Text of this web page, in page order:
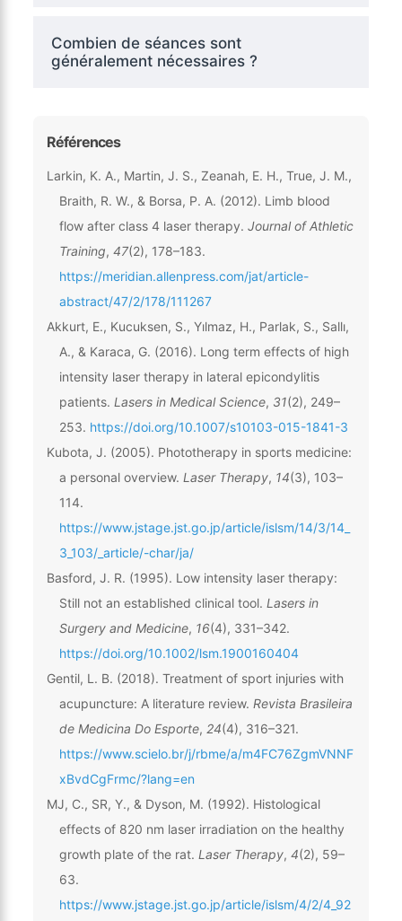
Combien de séances sont
généralement nécessaires ?
Références
Larkin, K. A., Martin, J. S., Zeanah, E. H., True, J. M.,
Braith, R. W., & Borsa, P. A. (2012). Limb blood
flow after class 4 laser therapy. Journal of Athletic
Training, 47(2), 178–183.
https://meridian.allenpress.com/jat/article-
abstract/47/2/178/111267
Akkurt, E., Kucuksen, S., Yılmaz, H., Parlak, S., Sallı,
A., & Karaca, G. (2016). Long term effects of high
intensity laser therapy in lateral epicondylitis
patients. Lasers in Medical Science, 31(2), 249–
253. https://doi.org/10.1007/s10103-015-1841-3
Kubota, J. (2005). Phototherapy in sports medicine:
a personal overview. Laser Therapy, 14(3), 103–
114.
https://www.jstage.jst.go.jp/article/islsm/14/3/14_
3_103/_article/-char/ja/
Basford, J. R. (1995). Low intensity laser therapy:
Still not an established clinical tool. Lasers in
Surgery and Medicine, 16(4), 331–342.
https://doi.org/10.1002/lsm.1900160404
Gentil, L. B. (2018). Treatment of sport injuries with
acupuncture: A literature review. Revista Brasileira
de Medicina Do Esporte, 24(4), 316–321.
https://www.scielo.br/j/rbme/a/m4FC76ZgmVNNF
xBvdCgFrmc/?lang=en
MJ, C., SR, Y., & Dyson, M. (1992). Histological
effects of 820 nm laser irradiation on the healthy
growth plate of the rat. Laser Therapy, 4(2), 59–
63.
https://www.jstage.jst.go.jp/article/islsm/4/2/4_92